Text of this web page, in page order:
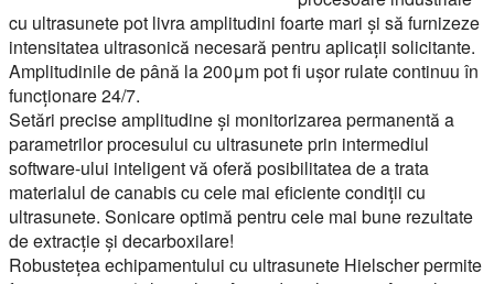
cu ultrasunete pot livra amplitudini foarte mari și să furnizeze
intensitatea ultrasonică necesară pentru aplicații solicitante.
Amplitudinile de până la 200μm pot fi ușor rulate continuu în
funcționare 24/7.
Setări precise amplitudine și monitorizarea permanentă a
parametrilor procesului cu ultrasunete prin intermediul
software-ului inteligent vă oferă posibilitatea de a trata
materialul de canabis cu cele mai eficiente condiții cu
ultrasunete. Sonicare optimă pentru cele mai bune rezultate
de extracție și decarboxilare!
Robustețea echipamentului cu ultrasunete Hielscher permite